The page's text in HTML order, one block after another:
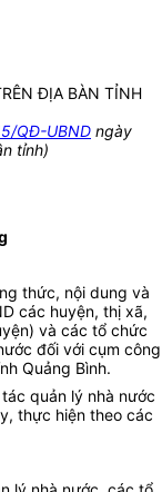
ĐỊA BÀN TỈNH
QĐ-UBND ngày
tỉnh)
thức, nội dung và
các huyện, thị xã,
và các tổ chức
đối với cụm công
Quảng Bình.
quản lý nhà nước
thực hiện theo các